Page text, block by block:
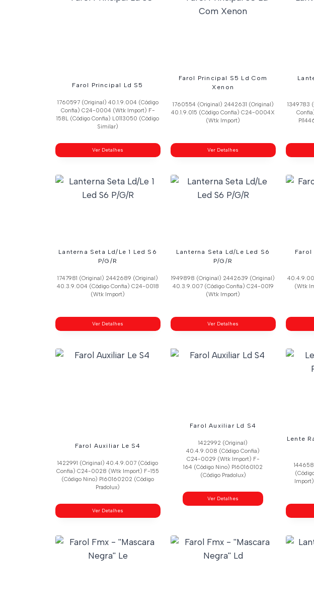
Farol Principal Ld S5
1760597 (Original) 40.1.9.004 (Código
Confia) C24-0004 (Wtk Import) F-
158L (Código Confia) L0113050 (Código
Similar)
Ver Detalhes
Farol Principal S5 Ld Com
Xenon
1760554 (Original) 2442631 (Original)
40.1.9.015 (Código Confia) C24-0004X
(Wtk Import)
Ver Detalhes
1349783
Lanterna Seta Ld/Le 1 Led S6
P/G/R
1747981 (Original) 2442689 (Original)
40.3.9.004 (Código Confia) C24-0018
(Wtk Import)
Ver Detalhes
Lanterna Seta Ld/Le Led S6
P/G/R
1949898 (Original) 2442639 (Original)
40.3.9.007 (Código Confia) C24-0019
(Wtk Import)
Ver Detalhes
Farol
(Wtk
Farol Auxiliar Le S4
1422991 (Original) 40.4.9.007 (Código
Confia) C24-0028 (Wtk Import) F-155
(Código Nino) Pl60160202 (Código
Pradolux)
Ver Detalhes
Farol Auxiliar Ld S4
1422992 (Original)
40.4.9.008 (Código Confia)
C24-0029 (Wtk Import) F-
164 (Código Nino) Pl60160102
(Código Pradolux)
Ver Detalhes
Lente